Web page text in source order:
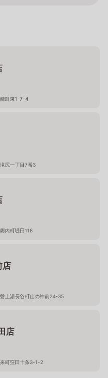
町東1-7-4
尻一丁目7番3
内町堤田118
店
上湯長谷町山の神前24-35
店
町窪田十条3-1-2